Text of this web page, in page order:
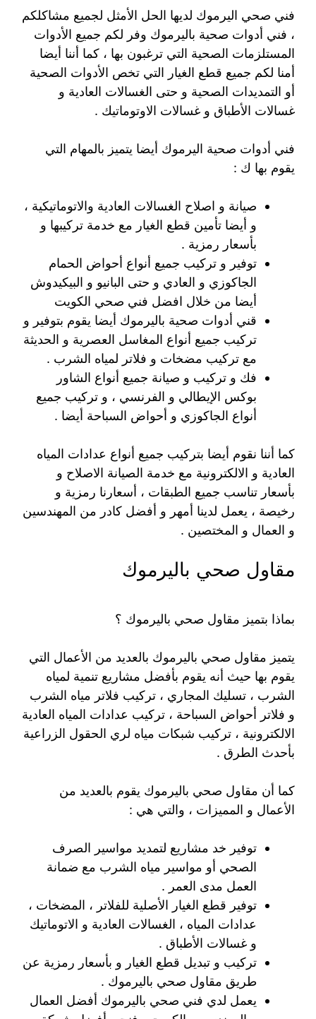
فني صحي اليرموك لديها الحل الأمثل لجميع مشاكلكم
، فني أدوات صحية باليرموك وفر لكم جميع الأدوات
المستلزمات الصحية التي ترغبون بها ، كما أننا أيضا
أمنا لكم جميع قطع الغيار التي تخص الأدوات الصحية
أو التمديدات الصحية و حتى الغسالات العادية و
غسالات الأطباق و غسالات الاوتوماتيك .
فني أدوات صحية اليرموك أيضا يتميز بالمهام التي
يقوم بها ك :
صيانة و اصلاح الغسالات العادية والاتوماتيكية ،
و أيضا تأمين قطع الغيار مع خدمة تركيبها و
بأسعار رمزية .
توفير و تركيب جميع أنواع أحواض الحمام
الجاكوزي و العادي و حتى البانيو و البيكيدوش
أيضا من خلال افضل فني صحي الكويت
قني أدوات صحية باليرموك أيضا يقوم بتوفير و
تركيب جميع أنواع المغاسل العصرية و الحديثة
مع تركيب مضخات و فلاتر لمياه الشرب .
فك و تركيب و صيانة جميع أنواع الشاور
بوكس الإيطالي و الفرنسي ، و تركيب جميع
أنواع الجاكوزي و أحواض السباحة أيضا .
كما أننا نقوم أيضا بتركيب جميع أنواع عدادات المياه
العادية و الالكترونية مع خدمة الصيانة الاصلاح و
بأسعار تناسب جميع الطبقات ، أسعارنا رمزية و
رخيصة ، يعمل لدينا أمهر و أفضل كادر من المهندسين
و العمال و المختصين .
مقاول صحي باليرموك
بماذا بتميز مقاول صحي باليرموك ؟
يتميز مقاول صحي باليرموك بالعديد من الأعمال التي
يقوم بها حيث أنه يقوم بأفضل مشاريع تنمية لمياه
الشرب ، تسليك المجاري ، تركيب فلاتر مياه الشرب
و فلاتر أحواض السباحة ، تركيب عدادات المياه العادية
الالكترونية ، تركيب شبكات مياه لري الحقول الزراعية
بأحدث الطرق .
كما أن مقاول صحي باليرموك يقوم بالعديد من
الأعمال و المميزات ، والتي هي :
توفير خد مشاريع لتمديد مواسير الصرف
الصحي أو مواسير مياه الشرب مع ضمانة
العمل مدى العمر .
توفير قطع الغيار الأصلية للفلاتر ، المضخات ،
عدادات المياه ، الغسالات العادية و الاتوماتيك
و غسالات الأطباق .
تركيب و تبديل قطع الغيار و بأسعار رمزية عن
طريق مقاول صحي باليرموك .
يعمل لدي فني صحي باليرموك أفضل العمال